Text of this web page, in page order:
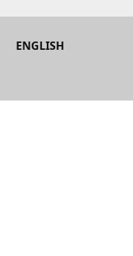
ENGLISH